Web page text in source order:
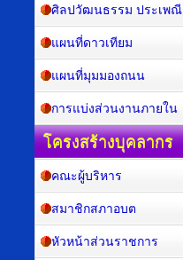
ศิลปวัฒนธรรม ประเพณี
แผนที่ดาวเทียม
แผนที่มุมมองถนน
การแบ่งส่วนงานภายใน
โครงสร้างบุคลากร
คณะผู้บริหาร
สมาชิกสภาอบต
หัวหน้าส่วนราชการ